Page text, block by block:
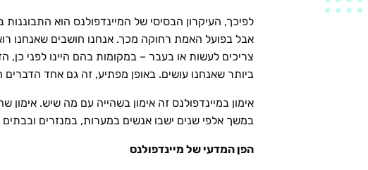
לפיכך, העיקרון הבסיסי של המיינדפולנס הוא
אבל בפועל האמת רחוקה מכך. אנחנו חושבים שאנחנו
צריכים לעשות או בעבר – במקומות בהם היינו לפני כן,
ביותר שאנחנו עושים. באופן מפתיע, זה גם אחד הדברים
אימון במיינדפולנס זה אימון בשהייה עם מה שיש.
במשך אלפי שנים ישבו אנשים במערות, במנזרים
הפן המדעי של מיינדפולנס